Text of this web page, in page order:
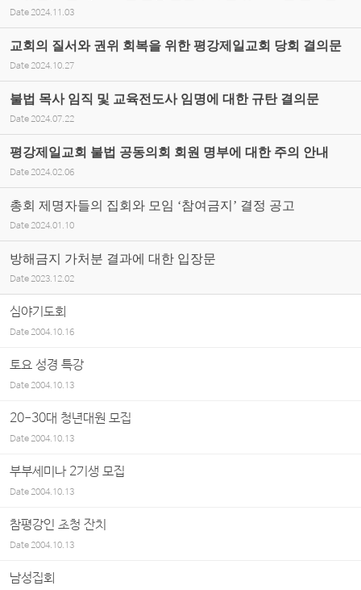
Date 2024.11.03
교회의 질서와 권위 회복을 위한 평강제일교회 당회 결의문
Date 2024.10.27
불법 목사 임직 및 교육전도사 임명에 대한 규탄 결의문
Date 2024.07.22
평강제일교회 불법 공동의회 회원 명부에 대한 주의 안내
Date 2024.02.06
총회 제명자들의 집회와 모임 ‘참여금지’ 결정 공고
Date 2024.01.10
방해금지 가처분 결과에 대한 입장문
Date 2023.12.02
심야기도회
Date2004.10.16
토요 성경 특강
Date2004.10.13
20-30대 청년대원 모집
Date2004.10.13
부부세미나 2기생 모집
Date2004.10.13
참평강인 초청 잔치
Date2004.10.13
남성집회